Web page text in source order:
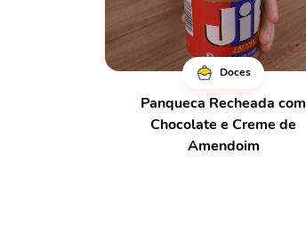
Doces
Panqueca Recheada com
Chocolate e Creme de
Amendoim